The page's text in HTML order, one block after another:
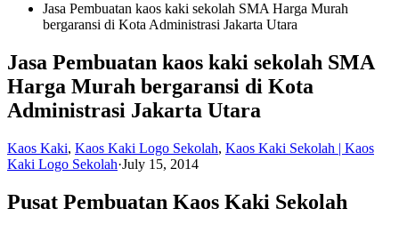
Jasa Pembuatan kaos kaki sekolah SMA Harga Murah
bergaransi di Kota Administrasi Jakarta Utara
Jasa Pembuatan kaos kaki sekolah SMA
Harga Murah bergaransi di Kota
Administrasi Jakarta Utara
Kaos Kaki, Kaos Kaki Logo Sekolah, Kaos Kaki Sekolah | Kaos
Kaki Logo Sekolah·July 15, 2014
Pusat Pembuatan Kaos Kaki Sekolah